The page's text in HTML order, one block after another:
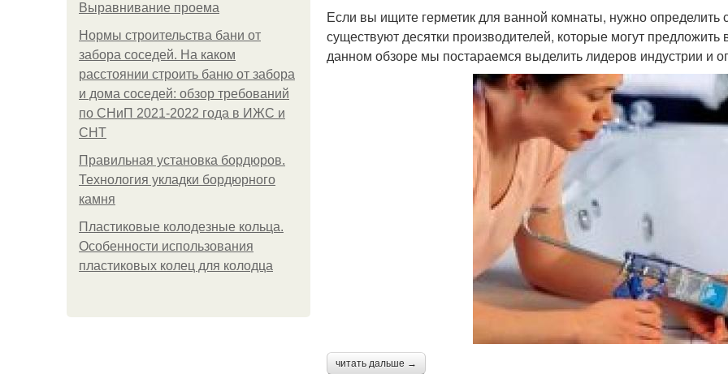
Выравнивание проема
Нормы строительства бани от
забора соседей. На каком
расстоянии строить баню от забора
и дома соседей: обзор требований
по СНиП 2021-2022 года в ИЖС и
СНТ
Правильная установка бордюров.
Технология укладки бордюрного
камня
Пластиковые колодезные кольца.
Особенности использования
пластиковых колец для колодца
Санитарный герметик
Если вы ищите герметик для ванной комнаты, нужно
существуют десятки производителей, которые могут
данном обзоре мы постараемся выделить лидеров индустрии и
читать дальше →